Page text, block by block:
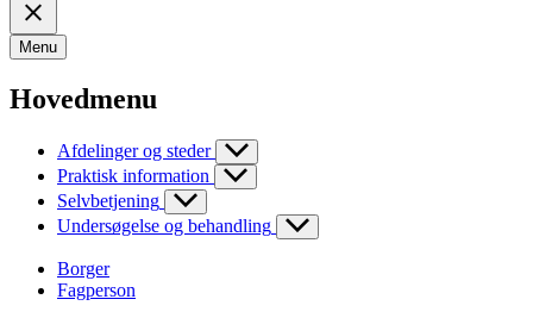
Menu
Hovedmenu
Afdelinger og steder
Praktisk information
Selvbetjening
Undersøgelse og behandling
Borger
Fagperson